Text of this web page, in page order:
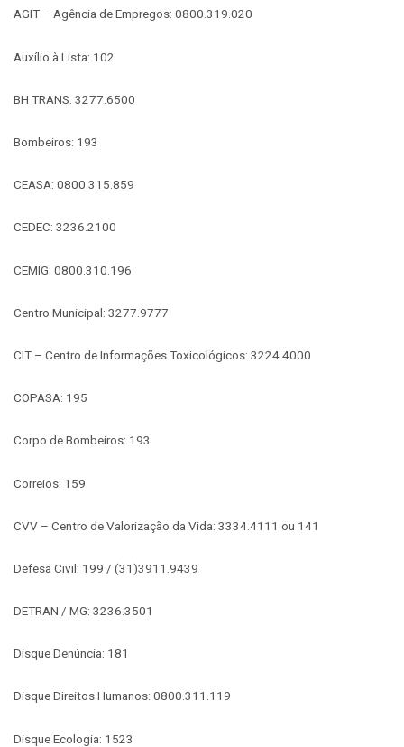
AGIT – Agência de Empregos: 0800.319.020
Auxílio à Lista: 102
BH TRANS: 3277.6500
Bombeiros: 193
CEASA: 0800.315.859
CEDEC: 3236.2100
CEMIG: 0800.310.196
Centro Municipal: 3277.9777
CIT – Centro de Informações Toxicológicos: 3224.4000
COPASA: 195
Corpo de Bombeiros: 193
Correios: 159
CVV – Centro de Valorização da Vida: 3334.4111 ou 141
Defesa Civil: 199 / (31)3911.9439
DETRAN / MG: 3236.3501
Disque Denúncia: 181
Disque Direitos Humanos: 0800.311.119
Disque Ecologia: 1523